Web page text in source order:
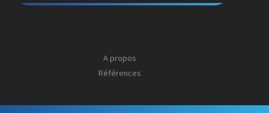
A propos
Références